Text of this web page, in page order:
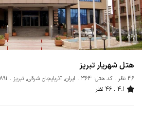
56/1
هتل شهریار تبریز
46 نظر کد هتل: 364 ایران, آذربایجان شرقی, تبریز
12891
4.1
46 نظر